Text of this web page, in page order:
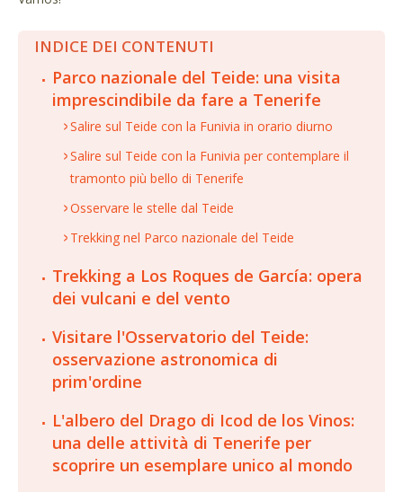
INDICE DEI CONTENUTI
Parco nazionale del Teide: una visita
imprescindibile da fare a Tenerife
Salire sul Teide con la Funivia in orario diurno
Salire sul Teide con la Funivia per contemplare il
tramonto più bello di Tenerife
Osservare le stelle dal Teide
Trekking nel Parco nazionale del Teide
Trekking a Los Roques de García: opera
dei vulcani e del vento
Visitare l'Osservatorio del Teide:
osservazione astronomica di
prim'ordine
L'albero del Drago di Icod de los Vinos:
una delle attività di Tenerife per
scoprire un esemplare unico al mondo